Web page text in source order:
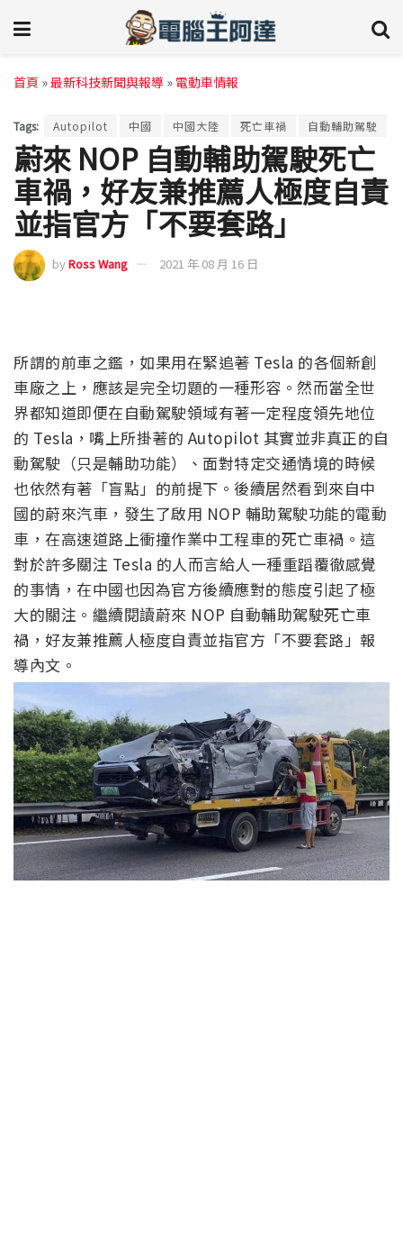
首頁 »最新科技新聞與報導 » 電動車情報
Tags: Autopilot 中國 中國大陸 死亡車禍 自動輔助駕駛
蔚來 NOP 自動輔助駕駛死亡
車禍，好友兼推薦人極度自責
並指官方「不要套路」
byRoss Wang 2021 年 08 月 16 日
所謂的前車之鑑，如果用在緊追著 Tesla 的各個新創
車廠之上，應該是完全切題的一種形容。然而當全世
界都知道即便在自動駕駛領域有著一定程度領先地位
的 Tesla，嘴上所掛著的 Autopilot 其實並非真正的自
動駕駛（只是輔助功能）、面對特定交通情境的時候
也依然有著「盲點」的前提下。後續居然看到來自中
國的蔚來汽車，發生了啟用 NOP 輔助駕駛功能的電動
車，在高速道路上衝撞作業中工程車的死亡車禍。這
對於許多關注 Tesla 的人而言給人一種重蹈覆徹感覺
的事情，在中國也因為官方後續應對的態度引起了極
大的關注。繼續閱讀蔚來 NOP 自動輔助駕駛死亡車
禍，好友兼推薦人極度自責並指官方「不要套路」報
導內文。